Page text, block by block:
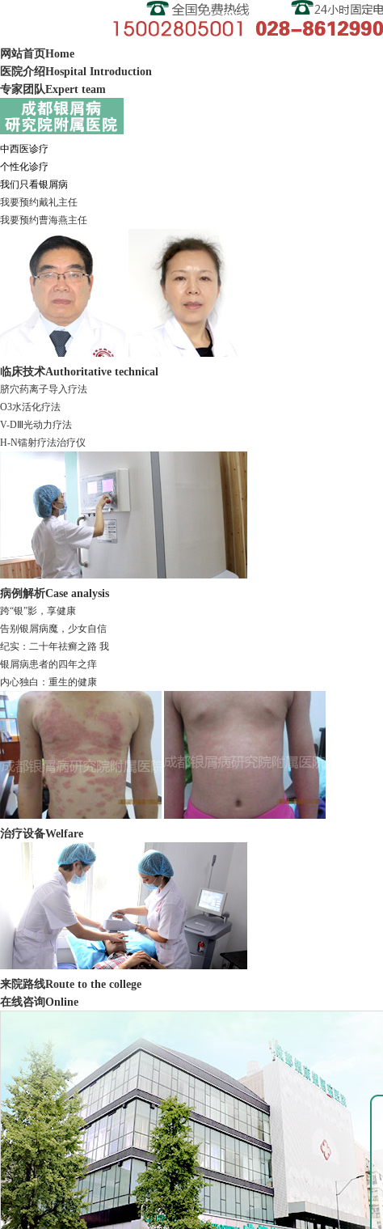
网站首页Home
医院介绍Hospital Introduction
专家团队Expert team
中西医诊疗
个性化诊疗
我们只看银屑病
我要预约戴礼主任
我要预约曹海燕主任
临床技术Authoritative technical
脐穴药离子导入疗法
O3水活化疗法
V-DⅢ光动力疗法
H-N镭射疗法治疗仪
病例解析Case analysis
跨“银”影，享健康
告别银屑病魔，少女自信
纪实：二十年祛癣之路 我
银屑病患者的四年之痒
内心独白：重生的健康
治疗设备Welfare
来院路线Route to the college
在线咨询Online